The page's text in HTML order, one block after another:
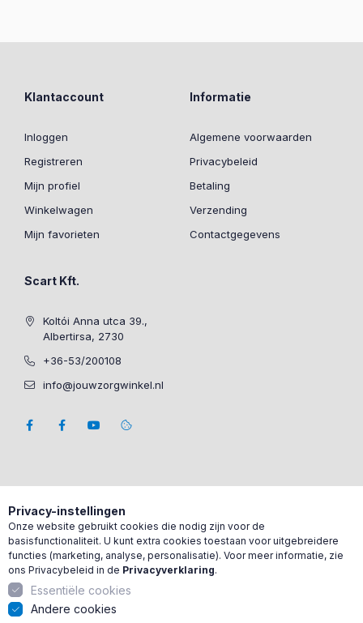
Klantaccount
Inloggen
Registreren
Mijn profiel
Winkelwagen
Mijn favorieten
Informatie
Algemene voorwaarden
Privacybeleid
Betaling
Verzending
Contactgegevens
Scart Kft.
Koltói Anna utca 39.,
Albertirsa, 2730
+36-53/200108
info@jouwzorgwinkel.nl
Privacy-instellingen
Onze website gebruikt cookies die nodig zijn voor de
basisfunctionaliteit. U kunt extra cookies toestaan voor uitgebreidere
functies (marketing, analyse, personalisatie). Voor meer informatie, zie
ons Privacybeleid in de Privacyverklaring.
Essentiële cookies
Andere cookies